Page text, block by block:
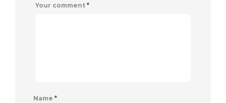
Your comment *
Name *